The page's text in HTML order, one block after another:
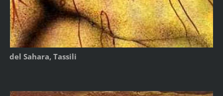
del Sahara, Tassili